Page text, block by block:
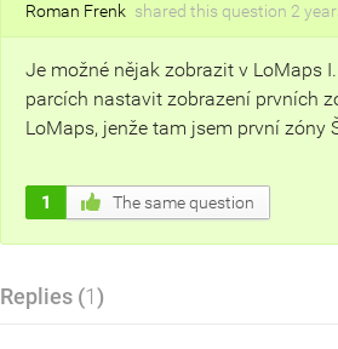
Roman Frenk shared this question 2
Je možné nějak zobrazit v LoMaps
parcích nastavit zobrazení prvních
LoMaps, jenže tam jsem první zóny
1 The same question
Replies (1)